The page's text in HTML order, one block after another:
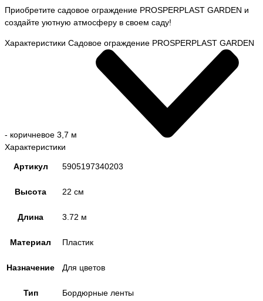
Приобретите садовое ограждение PROSPERPLAST GARDEN и
создайте уютную атмосферу в своем саду!
Характеристики Садовое ограждение PROSPERPLAST GARDEN
- коричневое 3,7 м
Характеристики
Артикул 5905197340203
Высота 22 см
Длина 3.72 м
Материал Пластик
Назначение Для цветов
Тип Бордюрные ленты